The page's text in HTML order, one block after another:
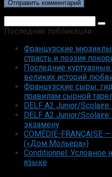
Последние публикации
Французские мюзиклы
страсть и поэзия
Последние
великих историй
Французские сыры:
правилам сырной
DELF A2 Junior/
DELF A2 Junior/
экзамену
COMÉDIE-FRANÇAISE
(«Дом Мольера»)
Conditionnel: Условное
языке